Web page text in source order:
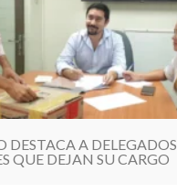
DESTACA A DELEGADOS
QUE DEJAN SU CARGO